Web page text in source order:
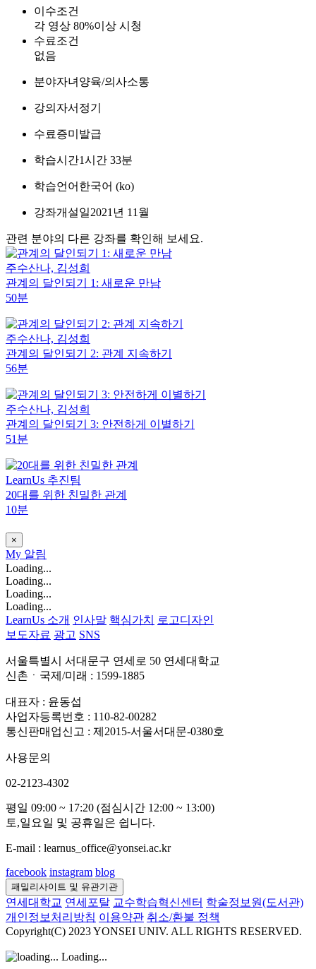
이수조건
각 영상 80%이상 시청
수료조건
없음
분야자녀양육/의사소통
강의자서정기
수료증미발급
학습시간1시간 33분
학습언어 한국어 ‎(ko)‎
강좌개설일2021년 11월
관련 분야의 다른 강좌를 확인해 보세요.
주수산나, 김성희
관계의 달인되기 1: 새로운 만남
50분
주수산나, 김성희
관계의 달인되기 2: 관계 지속하기
56분
주수산나, 김성희
관계의 달인되기 3: 안전하게 이별하기
51분
LearnUs 추진팀
20대를 위한 친밀한 관계
10분
×
My 알림
Loading...
Loading...
Loading...
Loading...
LearnUs 소개 인사말 핵심가치
로고디자인
보도자료 광고 SNS
서울특별시 서대문구 연세로 50 연세대학교
신촌ㆍ국제/미래 : 1599-1885
대표자 : 윤동섭
사업자등록번호 : 110-82-00282
통신판매업신고 : 제2015-서울서대문-0380호
사용문의
02-2123-4302
평일 09:00 ~ 17:20 (점심시간 12:00 ~ 13:00)
토,일요일 및 공휴일은 쉽니다.
E-mail : learnus_office@yonsei.ac.kr
facebook instagram blog
패밀리사이트 및 유관기관
연세대학교 연세포탈 교수학습혁신센터 학술정보원(도서관)
개인정보처리방침 이용약관 취소/환불 정책
Copyright(C) 2023 YONSEI UNIV. ALL RIGHTS RESERVED.
Loading...